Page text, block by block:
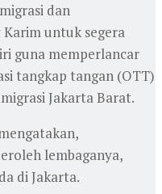
dan
untuk segera
guna memperlancar
tangkap tangan (OTT)
Jakarta Barat.
lembaganya,
di Jakarta.